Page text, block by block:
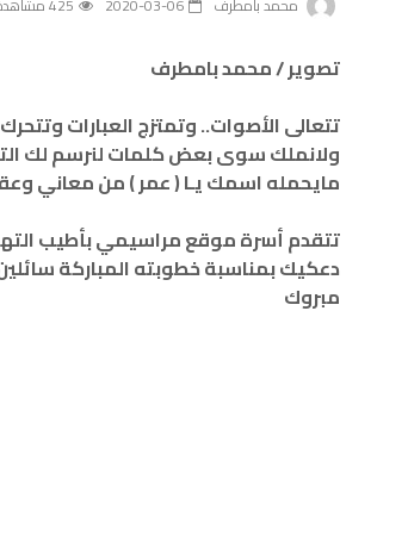
تصوير / محمد بامطرف
تتعالى الأصوات.. وتمتزج العبارات
ولانملك سوى بعض كلمات لنرسم لك
مايحمله اسمك يـا ( عمر ) من معاني
تتقدم أسرة موقع مراسيمي بأطيب
دعكيك بمناسبة خطوبته المباركة
مبروك